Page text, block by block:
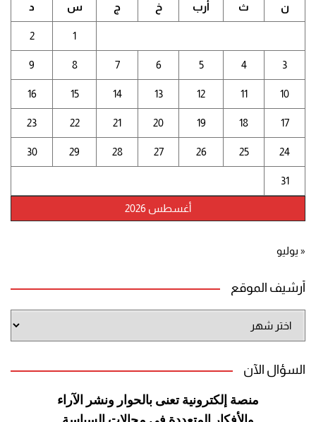
أغسطس 2026
ن ث أرب خ ج س د
1
2
3
4
5
6
7
8
9
10
11
12
13
14
15
16
17
18
19
20
21
22
23
24
25
26
27
28
29
30
31
« يوليو
أرشيف الموقع
الموقع
السؤال الآن
منصة إلكترونية تعنى بالحوار ونشر الآراء